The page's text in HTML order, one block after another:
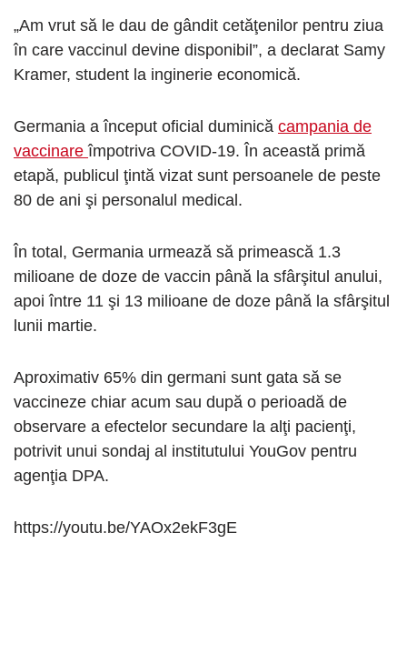
„Am vrut să le dau de gândit cetăţenilor pentru ziua
în care vaccinul devine disponibil”, a declarat Samy
Kramer, student la inginerie economică.
Germania a început oficial duminică campania de
vaccinareîmpotriva COVID-19. În această primă
etapă, publicul ţintă vizat sunt persoanele de peste
80 de ani şi personalul medical.
În total, Germania urmează să primească 1.3
milioane de doze de vaccin până la sfârşitul anului,
apoi între 11 şi 13 milioane de doze până la sfârşitul
lunii martie.
Aproximativ 65% din germani sunt gata să se
vaccineze chiar acum sau după o perioadă de
observare a efectelor secundare la alţi pacienţi,
potrivit unui sondaj al institutului YouGov pentru
agenţia DPA.
https://youtu.be/YAOx2ekF3gE